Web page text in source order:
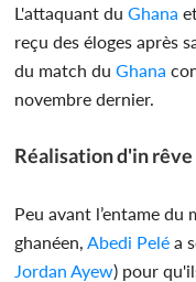
L'attaquant duGhana
reçu des éloges après
du match duGhana
novembre dernier.
Réalisation d'in
Peu avant l’entame
ghanéen, Abedi Pelé a
Jordan Ayew) pour